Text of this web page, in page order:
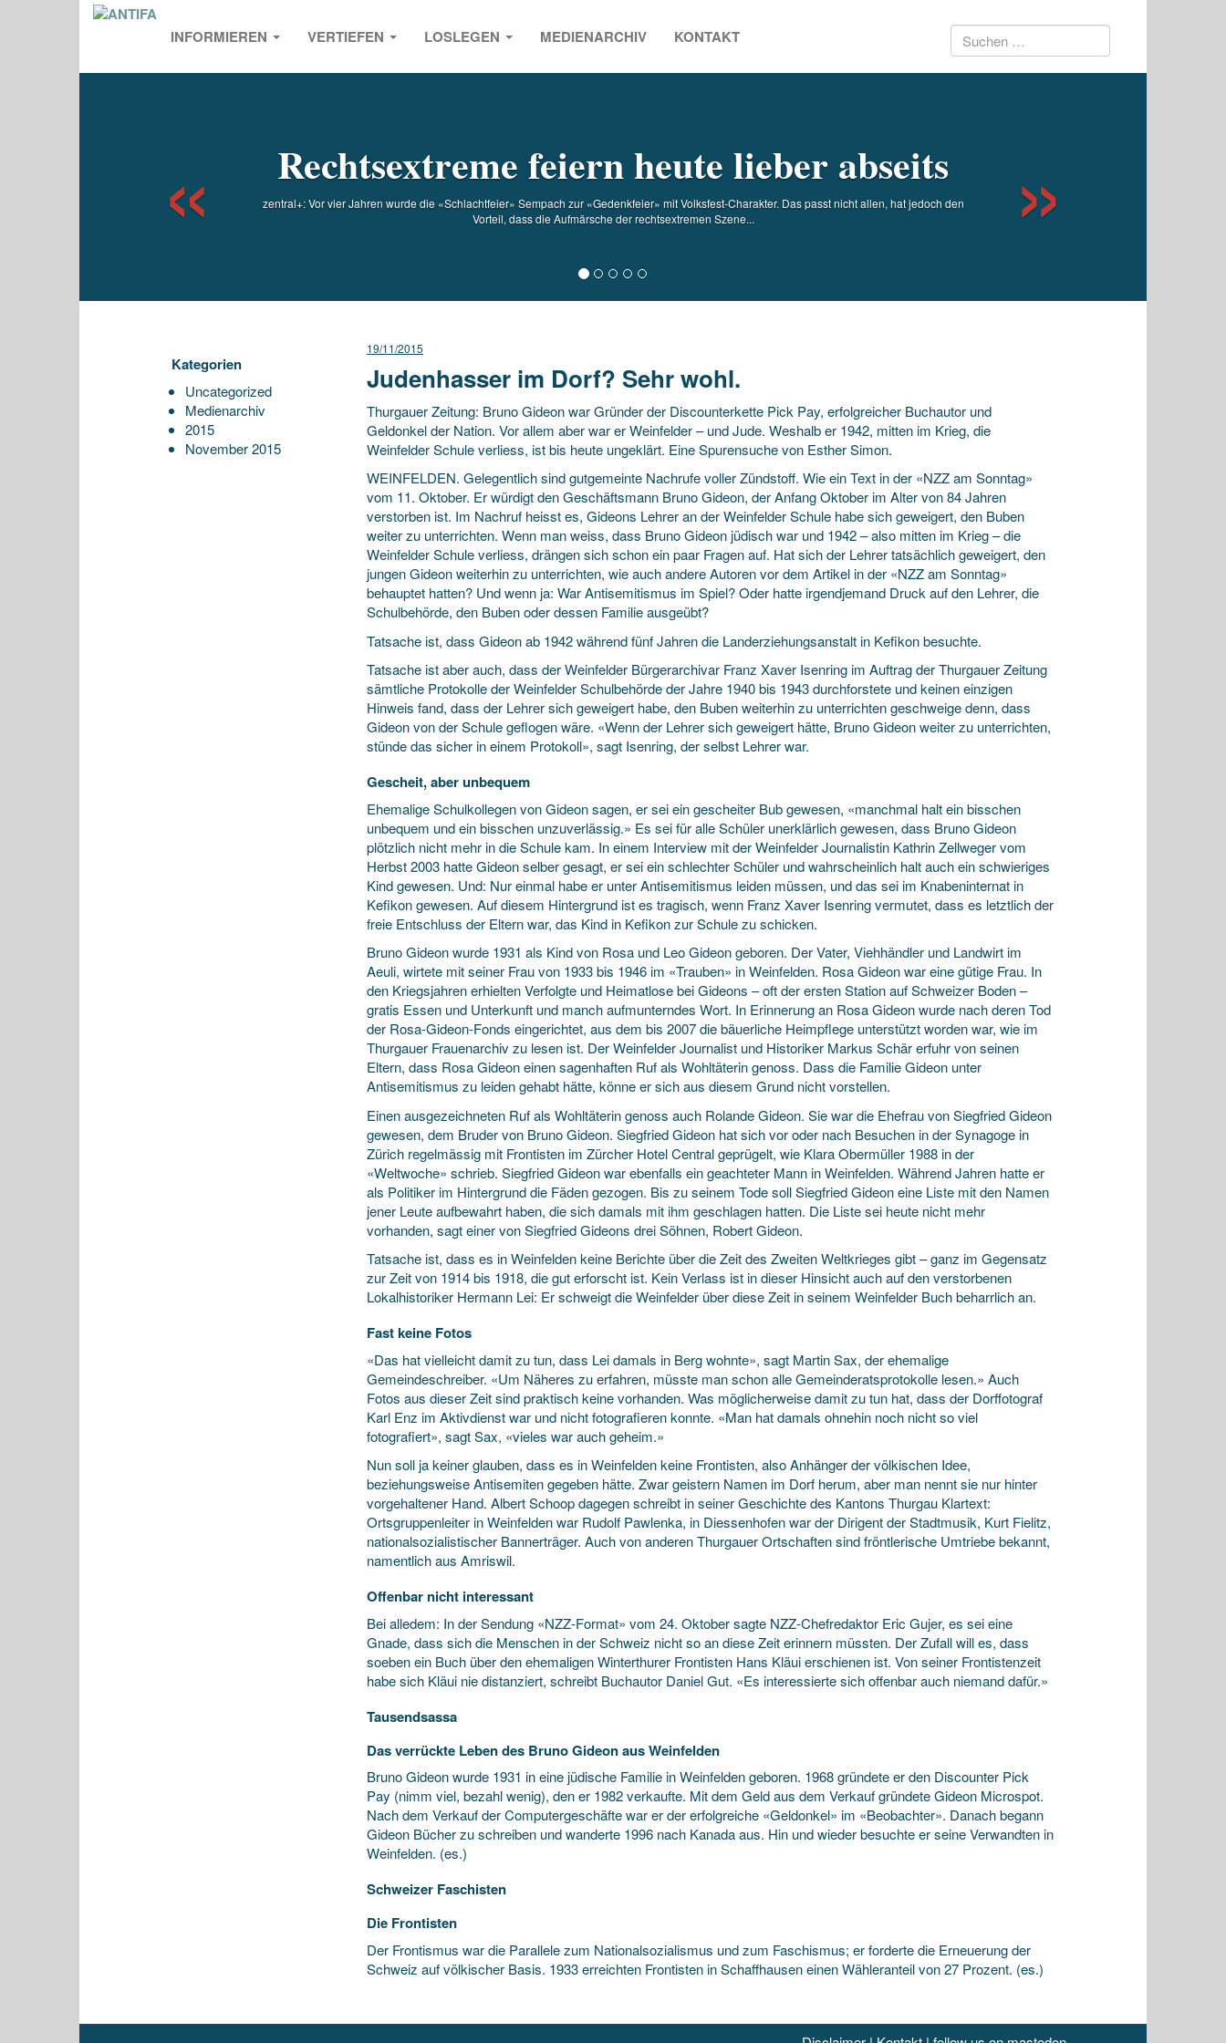
INFORMIEREN VERTIEFEN LOSLEGEN MEDIENARCHIV KONTAKT Suchen
Rechtsextreme feiern heute lieber abseits
zentral+: Vor vier Jahren wurde die «Schlachtfeier» Sempach zur «Gedenkfeier» mit Volksfest-Charakter. Das passt nicht allen, hat jedoch den
Vorteil, dass die Aufmärsche der rechtsextremen Szene...
Kategorien
Uncategorized
Medienarchiv
2015
November 2015
19/11/2015
Judenhasser im Dorf? Sehr wohl.
Thurgauer Zeitung: Bruno Gideon war Gründer der Discounterkette Pick Pay, erfolgreicher Buchautor und
Geldonkel der Nation. Vor allem aber war er Weinfelder – und Jude. Weshalb er 1942, mitten im Krieg, die
Weinfelder Schule verliess, ist bis heute ungeklärt. Eine Spurensuche von Esther Simon.
WEINFELDEN. Gelegentlich sind gutgemeinte Nachrufe voller Zündstoff. Wie ein Text in der «NZZ am Sonntag»
vom 11. Oktober. Er würdigt den Geschäftsmann Bruno Gideon, der Anfang Oktober im Alter von 84 Jahren
verstorben ist. Im Nachruf heisst es, Gideons Lehrer an der Weinfelder Schule habe sich geweigert, den Buben
weiter zu unterrichten. Wenn man weiss, dass Bruno Gideon jüdisch war und 1942 – also mitten im Krieg – die
Weinfelder Schule verliess, drängen sich schon ein paar Fragen auf. Hat sich der Lehrer tatsächlich geweigert, den
jungen Gideon weiterhin zu unterrichten, wie auch andere Autoren vor dem Artikel in der «NZZ am Sonntag»
behauptet hatten? Und wenn ja: War Antisemitismus im Spiel? Oder hatte irgendjemand Druck auf den Lehrer, die
Schulbehörde, den Buben oder dessen Familie ausgeübt?
Tatsache ist, dass Gideon ab 1942 während fünf Jahren die Landerziehungsanstalt in Kefikon besuchte.
Tatsache ist aber auch, dass der Weinfelder Bürgerarchivar Franz Xaver Isenring im Auftrag der Thurgauer Zeitung
sämtliche Protokolle der Weinfelder Schulbehörde der Jahre 1940 bis 1943 durchforstete und keinen einzigen
Hinweis fand, dass der Lehrer sich geweigert habe, den Buben weiterhin zu unterrichten geschweige denn, dass
Gideon von der Schule geflogen wäre. «Wenn der Lehrer sich geweigert hätte, Bruno Gideon weiter zu unterrichten,
stünde das sicher in einem Protokoll», sagt Isenring, der selbst Lehrer war.
Gescheit, aber unbequem
Ehemalige Schulkollegen von Gideon sagen, er sei ein gescheiter Bub gewesen, «manchmal halt ein bisschen
unbequem und ein bisschen unzuverlässig.» Es sei für alle Schüler unerklärlich gewesen, dass Bruno Gideon
plötzlich nicht mehr in die Schule kam. In einem Interview mit der Weinfelder Journalistin Kathrin Zellweger vom
Herbst 2003 hatte Gideon selber gesagt, er sei ein schlechter Schüler und wahrscheinlich halt auch ein schwieriges
Kind gewesen. Und: Nur einmal habe er unter Antisemitismus leiden müssen, und das sei im Knabeninternat in
Kefikon gewesen. Auf diesem Hintergrund ist es tragisch, wenn Franz Xaver Isenring vermutet, dass es letztlich der
freie Entschluss der Eltern war, das Kind in Kefikon zur Schule zu schicken.
Bruno Gideon wurde 1931 als Kind von Rosa und Leo Gideon geboren. Der Vater, Viehhändler und Landwirt im
Aeuli, wirtete mit seiner Frau von 1933 bis 1946 im «Trauben» in Weinfelden. Rosa Gideon war eine gütige Frau. In
den Kriegsjahren erhielten Verfolgte und Heimatlose bei Gideons – oft der ersten Station auf Schweizer Boden –
gratis Essen und Unterkunft und manch aufmunterndes Wort. In Erinnerung an Rosa Gideon wurde nach deren Tod
der Rosa-Gideon-Fonds eingerichtet, aus dem bis 2007 die bäuerliche Heimpflege unterstützt worden war, wie im
Thurgauer Frauenarchiv zu lesen ist. Der Weinfelder Journalist und Historiker Markus Schär erfuhr von seinen
Eltern, dass Rosa Gideon einen sagenhaften Ruf als Wohltäterin genoss. Dass die Familie Gideon unter
Antisemitismus zu leiden gehabt hätte, könne er sich aus diesem Grund nicht vorstellen.
Einen ausgezeichneten Ruf als Wohltäterin genoss auch Rolande Gideon. Sie war die Ehefrau von Siegfried Gideon
gewesen, dem Bruder von Bruno Gideon. Siegfried Gideon hat sich vor oder nach Besuchen in der Synagoge in
Zürich regelmässig mit Frontisten im Zürcher Hotel Central geprügelt, wie Klara Obermüller 1988 in der
«Weltwoche» schrieb. Siegfried Gideon war ebenfalls ein geachteter Mann in Weinfelden. Während Jahren hatte er
als Politiker im Hintergrund die Fäden gezogen. Bis zu seinem Tode soll Siegfried Gideon eine Liste mit den Namen
jener Leute aufbewahrt haben, die sich damals mit ihm geschlagen hatten. Die Liste sei heute nicht mehr
vorhanden, sagt einer von Siegfried Gideons drei Söhnen, Robert Gideon.
Tatsache ist, dass es in Weinfelden keine Berichte über die Zeit des Zweiten Weltkrieges gibt – ganz im Gegensatz
zur Zeit von 1914 bis 1918, die gut erforscht ist. Kein Verlass ist in dieser Hinsicht auch auf den verstorbenen
Lokalhistoriker Hermann Lei: Er schweigt die Weinfelder über diese Zeit in seinem Weinfelder Buch beharrlich an.
Fast keine Fotos
«Das hat vielleicht damit zu tun, dass Lei damals in Berg wohnte», sagt Martin Sax, der ehemalige
Gemeindeschreiber. «Um Näheres zu erfahren, müsste man schon alle Gemeinderatsprotokolle lesen.» Auch
Fotos aus dieser Zeit sind praktisch keine vorhanden. Was möglicherweise damit zu tun hat, dass der Dorffotograf
Karl Enz im Aktivdienst war und nicht fotografieren konnte. «Man hat damals ohnehin noch nicht so viel
fotografiert», sagt Sax, «vieles war auch geheim.»
Nun soll ja keiner glauben, dass es in Weinfelden keine Frontisten, also Anhänger der völkischen Idee,
beziehungsweise Antisemiten gegeben hätte. Zwar geistern Namen im Dorf herum, aber man nennt sie nur hinter
vorgehaltener Hand. Albert Schoop dagegen schreibt in seiner Geschichte des Kantons Thurgau Klartext:
Ortsgruppenleiter in Weinfelden war Rudolf Pawlenka, in Diessenhofen war der Dirigent der Stadtmusik, Kurt Fielitz,
nationalsozialistischer Bannerträger. Auch von anderen Thurgauer Ortschaften sind fröntlerische Umtriebe bekannt,
namentlich aus Amriswil.
Offenbar nicht interessant
Bei alledem: In der Sendung «NZZ-Format» vom 24. Oktober sagte NZZ-Chefredaktor Eric Gujer, es sei eine
Gnade, dass sich die Menschen in der Schweiz nicht so an diese Zeit erinnern müssten. Der Zufall will es, dass
soeben ein Buch über den ehemaligen Winterthurer Frontisten Hans Kläui erschienen ist. Von seiner Frontistenzeit
habe sich Kläui nie distanziert, schreibt Buchautor Daniel Gut. «Es interessierte sich offenbar auch niemand dafür.»
Tausendsassa
Das verrückte Leben des Bruno Gideon aus Weinfelden
Bruno Gideon wurde 1931 in eine jüdische Familie in Weinfelden geboren. 1968 gründete er den Discounter Pick
Pay (nimm viel, bezahl wenig), den er 1982 verkaufte. Mit dem Geld aus dem Verkauf gründete Gideon Microspot.
Nach dem Verkauf der Computergeschäfte war er der erfolgreiche «Geldonkel» im «Beobachter». Danach begann
Gideon Bücher zu schreiben und wanderte 1996 nach Kanada aus. Hin und wieder besuchte er seine Verwandten in
Weinfelden. (es.)
Schweizer Faschisten
Die Frontisten
Der Frontismus war die Parallele zum Nationalsozialismus und zum Faschismus; er forderte die Erneuerung der
Schweiz auf völkischer Basis. 1933 erreichten Frontisten in Schaffhausen einen Wähleranteil von 27 Prozent. (es.)